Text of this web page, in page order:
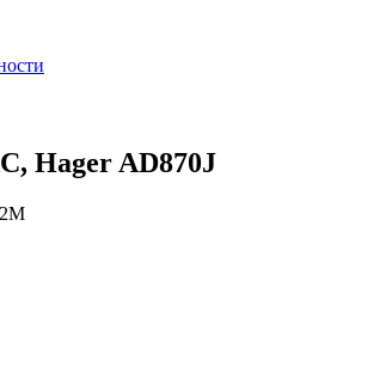
Hager AD870J
2М